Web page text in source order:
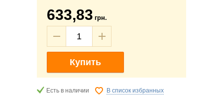
633,83 грн.
Купить
Есть в наличии В список избранных